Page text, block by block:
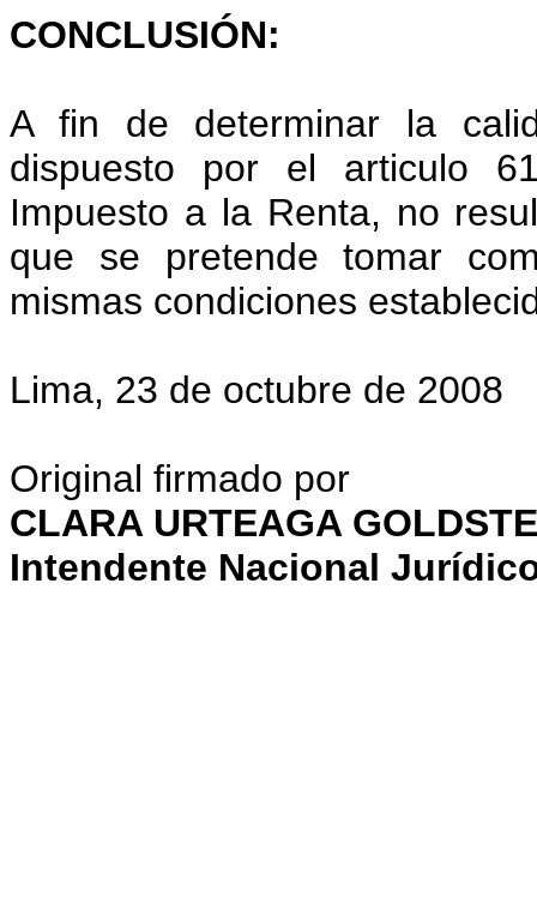
CONCLUSIÓN:
A fin de determinar la
dispuesto por el articulo
Impuesto a la Renta, no
que se pretende tomar
mismas condiciones
Lima, 23 de octubre de 2008
Original firmado por
CLARA URTEAGA
Intendente Nacional